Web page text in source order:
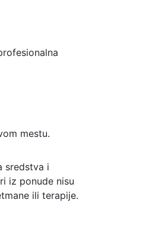
mestu.
sredstva i
iz ponude nisu
ili terapije.